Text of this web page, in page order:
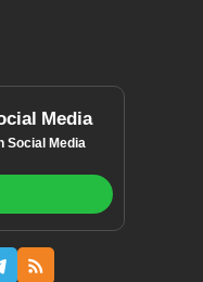
Media
Social Media